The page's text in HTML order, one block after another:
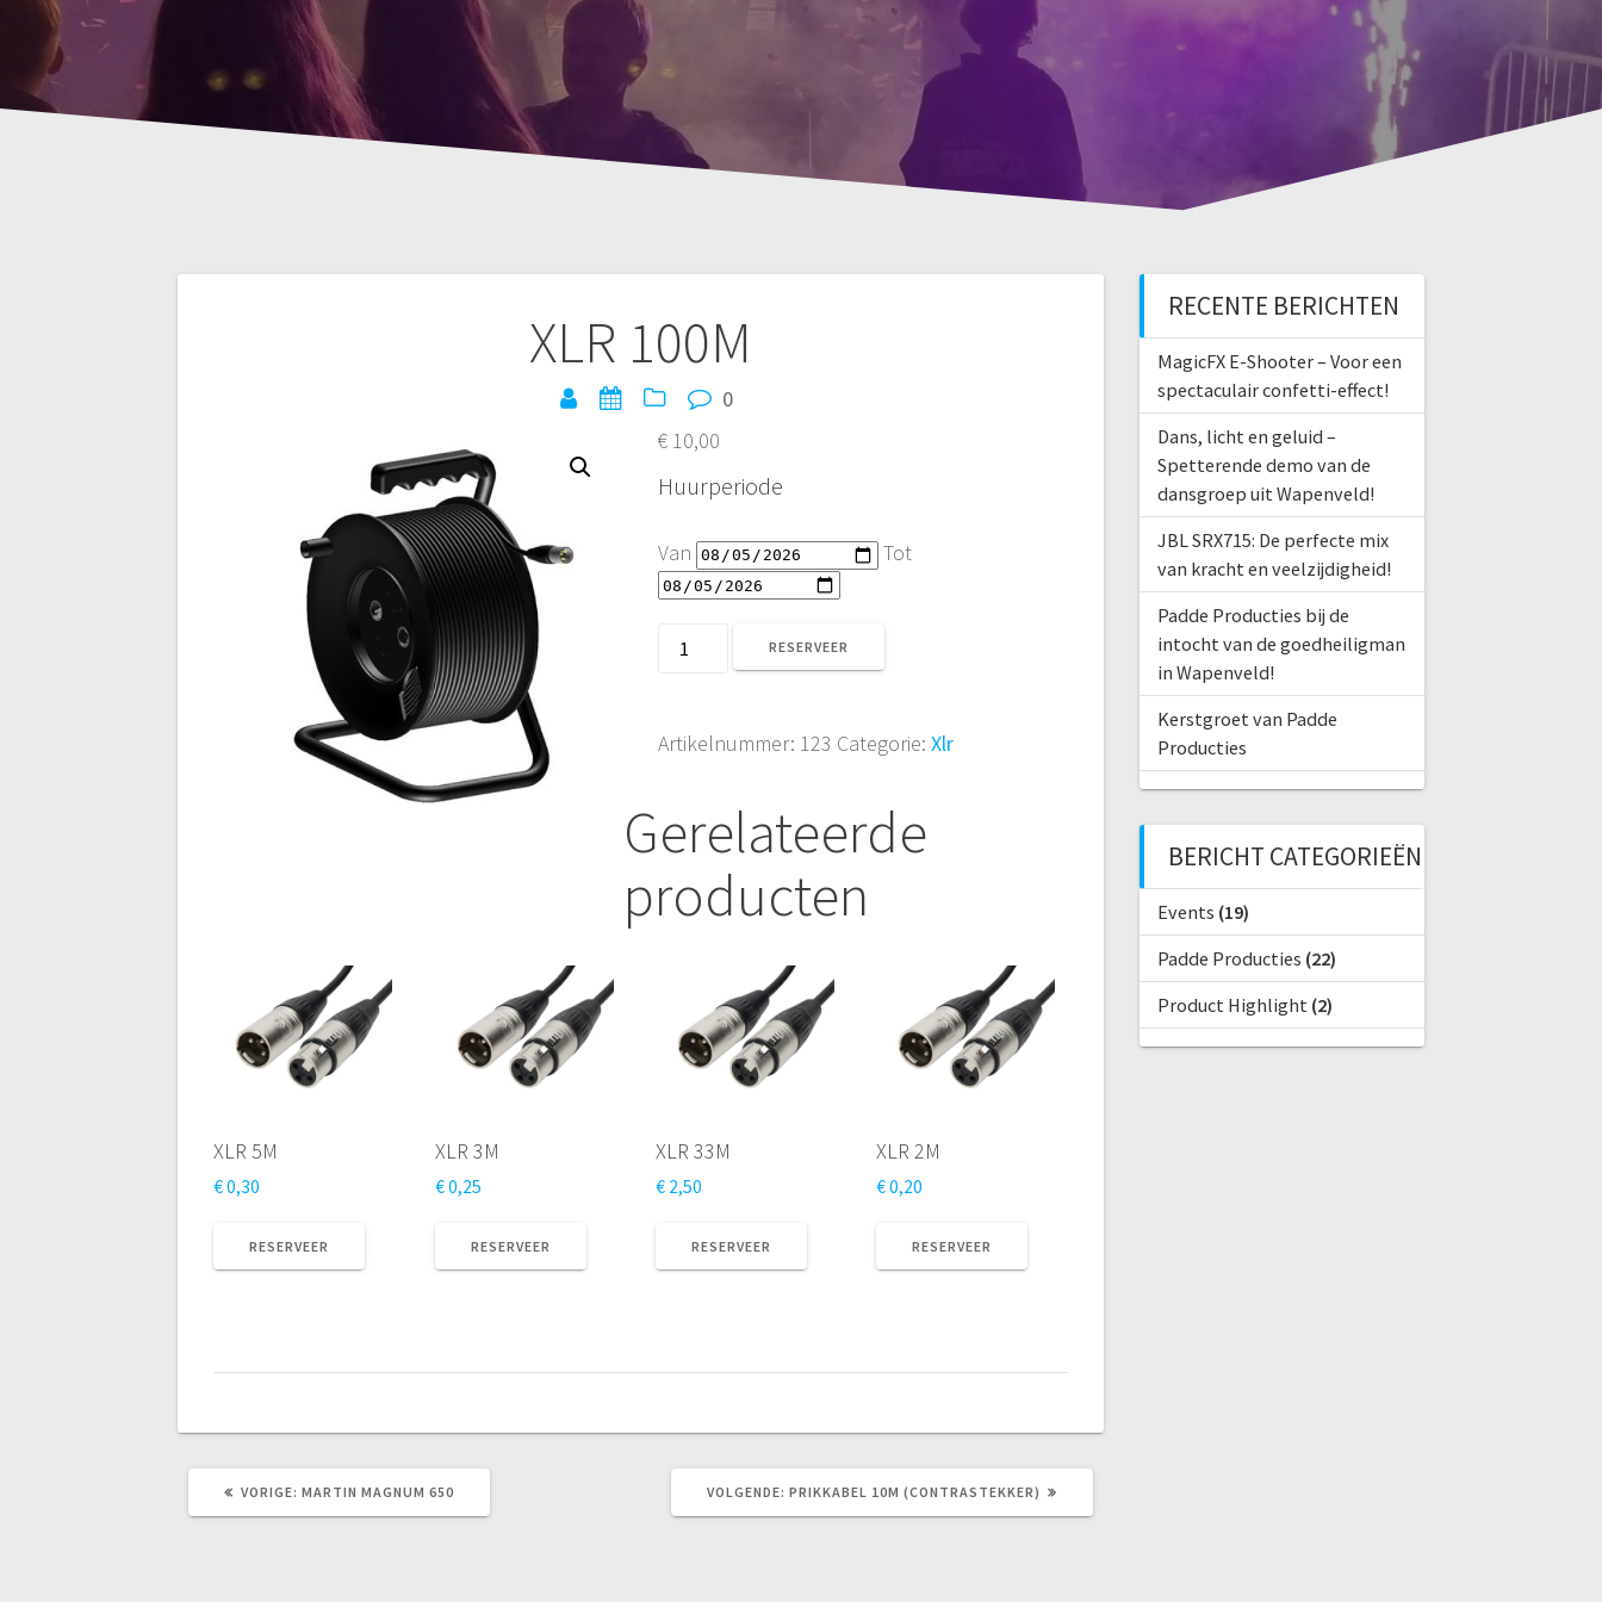
XLR 100M
0
€10,00
Huurperiode
Van Tot
XLR
100M
RESERVEER
Artikelnummer: 123 Categorie: Xlr
Gerelateerde
producten
XLR 5M
€0,30
RESERVEER
XLR 3M
€0,25
RESERVEER
XLR 33M
€2,50
RESERVEER
XLR 2M
€0,20
RESERVEER
VORIGE: VORIG
MARTIN MAGNUM 650 VOLGENDE: VOLGEND
PRIKKABEL 10M (CONTRASTEKKER)
RECENTE BERICHTEN
MagicFX E-Shooter – Voor een
spectaculair confetti-effect!
Dans, licht en geluid –
Spetterende demo van de
dansgroep uit Wapenveld!
JBL SRX715: De perfecte mix
van kracht en veelzijdigheid!
Padde Producties bij de
intocht van de goedheiligman
in Wapenveld!
Kerstgroet van Padde
Producties
BERICHT CATEGORIEËN
Events (19)
Padde Producties (22)
Product Highlight(2)